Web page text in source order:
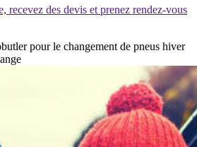
recevez des devis et prenez rendez-vous
pour le changement de pneus hiver